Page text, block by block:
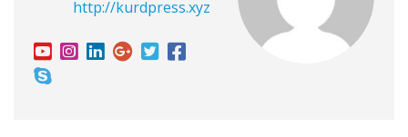
http://kurdpress.xyz